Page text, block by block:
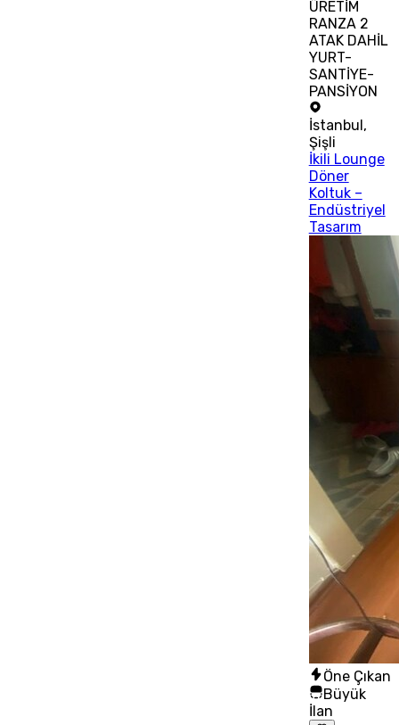
ÜRETİM
RANZA 2
ATAK DAHİL
YURT-
SANTİYE-
PANSİYON
İstanbul,
Şişli
İkili Lounge
Döner
Koltuk –
Endüstriyel
Tasarım
Öne Çıkan
Büyük
İlan